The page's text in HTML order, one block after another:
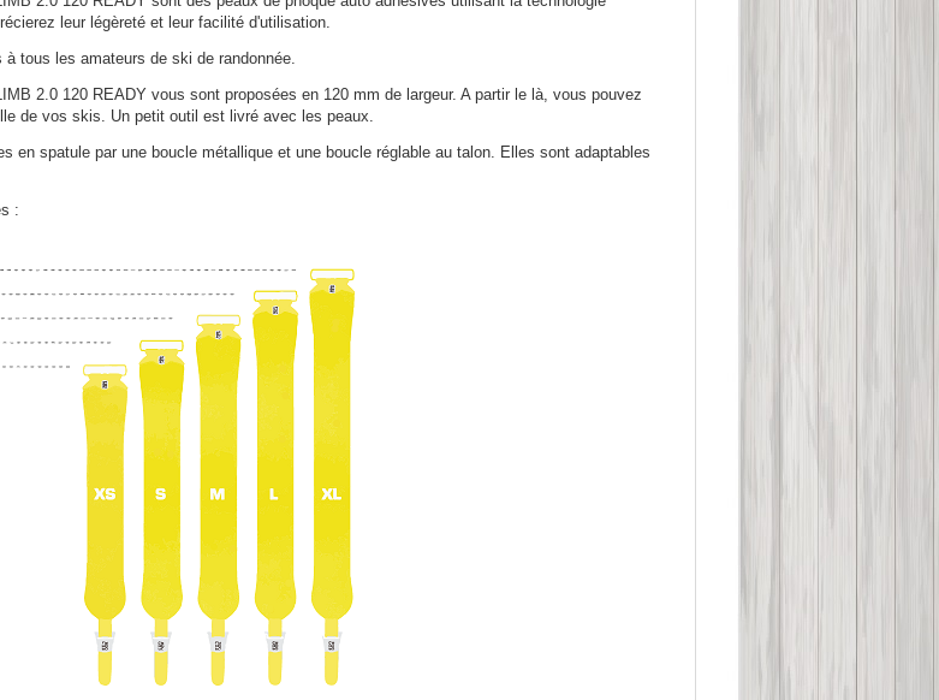
leur légèreté et leur facilité d'utilisation.
tous les amateurs de ski de randonnée.
2.0 120 READY vous sont proposées en 120 mm de largeur. A partir le là, vous pouvez
de vos skis. Un petit outil est livré avec les peaux.
en spatule par une boucle métallique et une boucle réglable au talon. Elles sont adaptables
: